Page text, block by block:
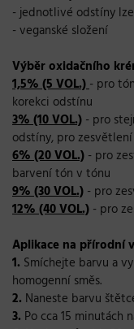
- jednotlivé odstíny
- veganské složení
Výběr oxidačního
1,5% (5 VOL.)- pro
korekci odstínu
3% (10 VOL.) - pro
odstíny, pro zesvětlení
6% (20 VOL.) - pro
barvení tón v tónu
9% (30 VOL.) - pro
12% (40 VOL.) - pro
Aplikace na přírodní
1. Smíchejte barvu a
homogenní směs.
2. Naneste barvu
3. Po cca 15 minutách